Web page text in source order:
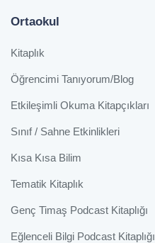
Ortaokul
Kitaplık
Öğrencimi Tanıyorum/Blog
Etkileşimli Okuma Kitapçıkları
Sınıf / Sahne Etkinlikleri
Kısa Kısa Bilim
Tematik Kitaplık
Genç Timaş Podcast Kitaplığı
Eğlenceli Bilgi Podcast Kitaplığı